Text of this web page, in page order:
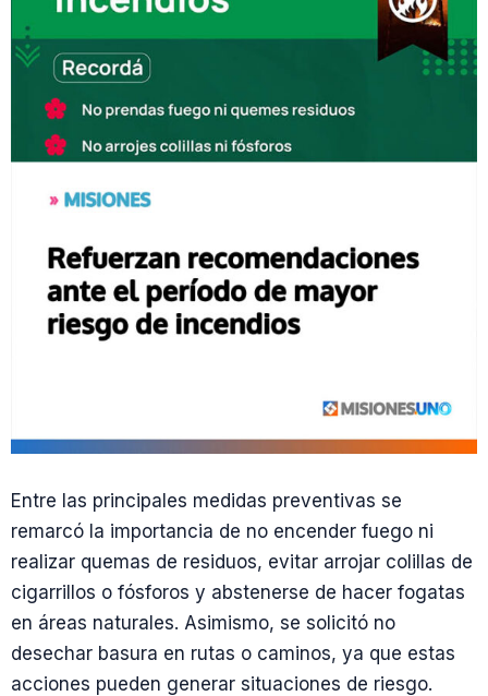
Entre las principales medidas preventivas se
remarcó la importancia de no encender fuego ni
realizar quemas de residuos, evitar arrojar colillas de
cigarrillos o fósforos y abstenerse de hacer fogatas
en áreas naturales. Asimismo, se solicitó no
desechar basura en rutas o caminos, ya que estas
acciones pueden generar situaciones de riesgo.